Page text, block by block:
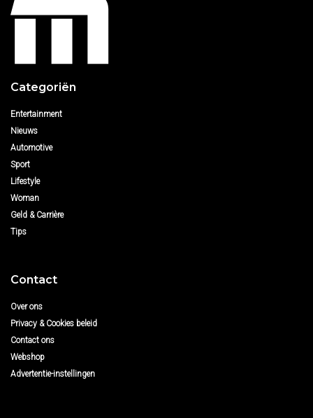
Categoriën
Entertainment
Nieuws
Automotive
Sport
Lifestyle
Woman
Geld & Carrière
Tips
Contact
Over ons
Privacy & Cookies beleid
Contact ons
Webshop
Advertentie-instellingen